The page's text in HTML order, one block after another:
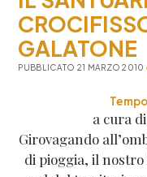
GALATONE
PUBBLICATO 21 MARZO 2010
a cura
Girovagando
di pioggia, il